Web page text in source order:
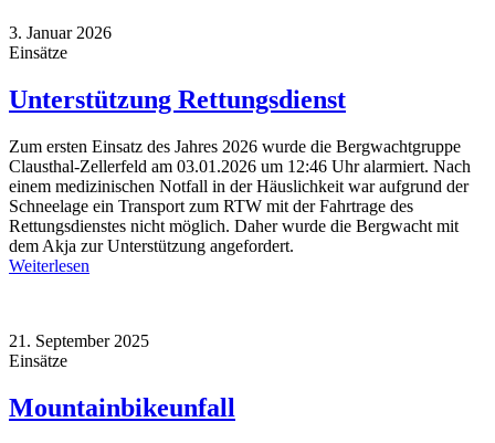
3. Januar 2026
Einsätze
Unterstützung Rettungsdienst
Zum ersten Einsatz des Jahres 2026 wurde die Bergwachtgruppe
Clausthal-Zellerfeld am 03.01.2026 um 12:46 Uhr alarmiert. Nach
einem medizinischen Notfall in der Häuslichkeit war aufgrund der
Schneelage ein Transport zum RTW mit der Fahrtrage des
Rettungsdienstes nicht möglich. Daher wurde die Bergwacht mit
dem Akja zur Unterstützung angefordert.
Weiterlesen
21. September 2025
Einsätze
Mountainbikeunfall